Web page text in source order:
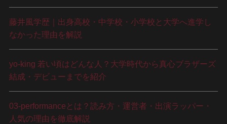
藤井風学歴｜出身高校・中学校・小学校と大学へ進学し
なかった理由を解説
yo-king 若い頃はどんな人？大学時代から真心ブラザーズ
結成・デビューまでを紹介
03-performanceとは？読み方・運営者・出演ラッパー・
人気の理由を徹底解説